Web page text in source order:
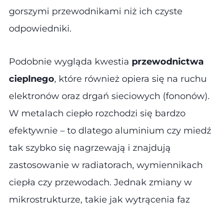
gorszymi przewodnikami niż ich czyste
odpowiedniki.
Podobnie wygląda kwestia przewodnictwa
cieplnego, które również opiera się na ruchu
elektronów oraz drgań sieciowych (fononów).
W metalach ciepło rozchodzi się bardzo
efektywnie – to dlatego aluminium czy miedź
tak szybko się nagrzewają i znajdują
zastosowanie w radiatorach, wymiennikach
ciepła czy przewodach. Jednak zmiany w
mikrostrukturze, takie jak wytrącenia faz